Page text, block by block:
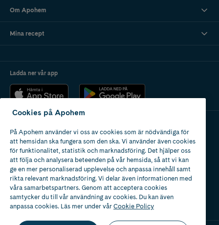
Om Apohem
Mina recept
Ladda ner vår app
Apotek med tillstånd
av Läkemedelsverket
Cookies på Apohem
På Apohem använder vi oss av cookies som är nödvändiga för
att hemsidan ska fungera som den ska. Vi använder även cookies
för funktionalitet, statistik och marknadsföring. Det hjälper oss
att följa och analysera beteenden på vår hemsida, så att vi kan
ge en mer personaliserad upplevelse och anpassa innehåll samt
rikta relevant marknadsföring. Vi delar även informationen med
våra samarbetspartners. Genom att acceptera cookies
samtycker du till vår användning av cookies. Du kan även
anpassa cookies. Läs mer under vårCookie Policy